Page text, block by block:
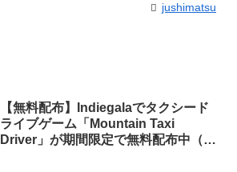
jushimatsu
【無料配布】Indiegalaでタクシード
ライブゲーム「Mountain Taxi
Driver」が期間限定で無料配布中（再